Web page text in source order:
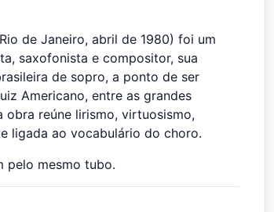
de Janeiro, abril de 1980) foi um
saxofonista e compositor, sua
de sopro, a ponto de ser
Americano, entre as grandes
obra reúne lirismo, virtuosismo,
ligada ao vocabulário do choro.
pelo mesmo tubo.